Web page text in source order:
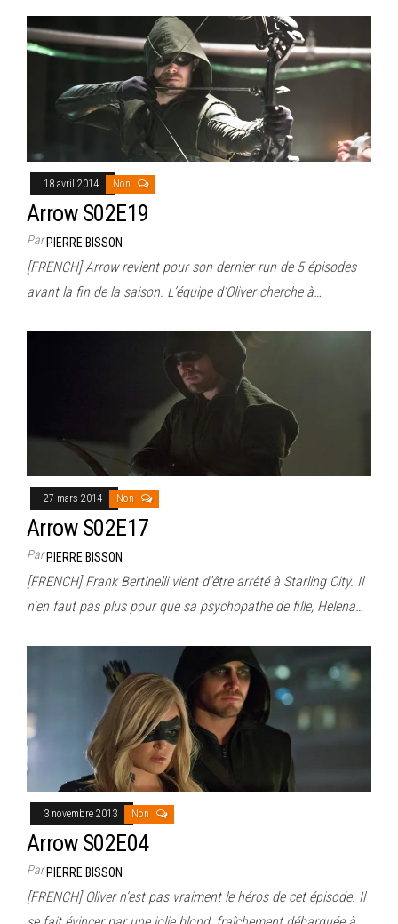
18 avril 2014 Non
Arrow S02E19
ParPIERRE BISSON
[FRENCH] Arrow revient pour son dernier run de 5 épisodes
avant la fin de la saison. L’équipe d’Oliver cherche à…
27 mars 2014 Non
Arrow S02E17
ParPIERRE BISSON
[FRENCH] Frank Bertinelli vient d’être arrêté à Starling City. Il
n’en faut pas plus pour que sa psychopathe de fille, Helena…
3 novembre 2013 Non
Arrow S02E04
ParPIERRE BISSON
[FRENCH] Oliver n’est pas vraiment le héros de cet épisode. Il